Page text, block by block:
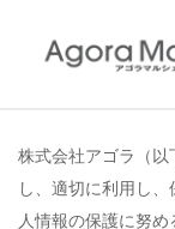
株式会社アゴラ（
し、適切に利用し
人情報の保護に努め